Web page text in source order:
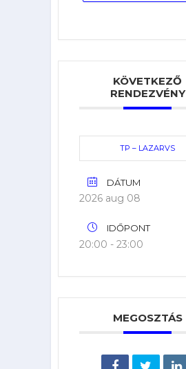
KÖVETKEZŐ
RENDEZVÉNY
TP – LAZARVS
DÁTUM
2026 aug 08
IDŐPONT
20:00 - 23:00
MEGOSZTÁS